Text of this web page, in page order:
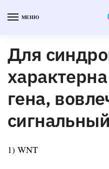
МЕНЮ
Для
гена,
1) WNT